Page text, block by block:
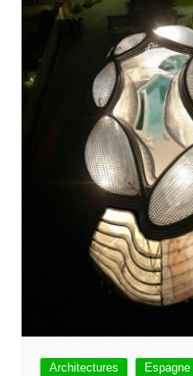
Architectures Espagne